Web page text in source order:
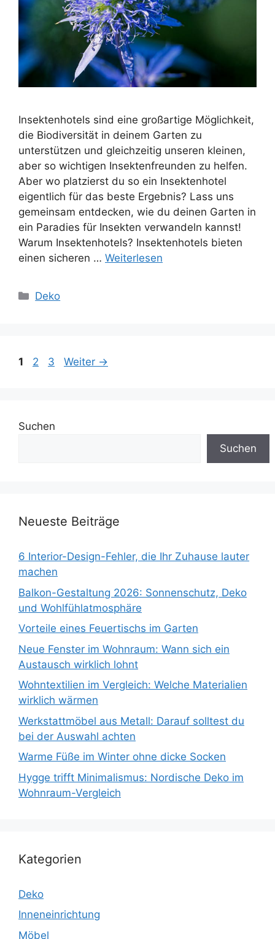
Insektenhotels sind eine großartige Möglichkeit,
die Biodiversität in deinem Garten zu
unterstützen und gleichzeitig unseren kleinen,
aber so wichtigen Insektenfreunden zu helfen.
Aber wo platzierst du so ein Insektenhotel
eigentlich für das beste Ergebnis? Lass uns
gemeinsam entdecken, wie du deinen Garten in
ein Paradies für Insekten verwandeln kannst!
Warum Insektenhotels? Insektenhotels bieten
einen sicheren … Weiterlesen
Kategorien
Deko
Seite
1 Seite
2 Seite
3 Weiter →
Suchen
Suchen
Neueste Beiträge
6 Interior-Design-Fehler, die Ihr Zuhause lauter
machen
Balkon-Gestaltung 2026: Sonnenschutz, Deko
und Wohlfühlatmosphäre
Vorteile eines Feuertischs im Garten
Neue Fenster im Wohnraum: Wann sich ein
Austausch wirklich lohnt
Wohntextilien im Vergleich: Welche Materialien
wirklich wärmen
Werkstattmöbel aus Metall: Darauf solltest du
bei der Auswahl achten
Warme Füße im Winter ohne dicke Socken
Hygge trifft Minimalismus: Nordische Deko im
Wohnraum-Vergleich
Kategorien
Deko
Inneneinrichtung
Möbel